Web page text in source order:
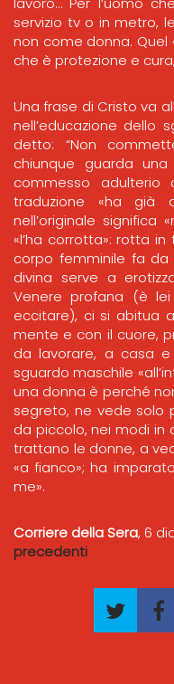
servizio tv o in metro,
non come donna. Quel
che è protezione e
Una frase di Cristo va
nell’educazione dello
detto: “Non
chiunque guarda
commesso
traduzione «ha già
nell’originale significa
«l’ha corrotta»: rotta
corpo femminile fa da
divina serve a
Venere profana (è
eccitare), ci si abitua
mente e con il cuore,
da lavorare, a casa e
sguardo maschile
una donna è perché
segreto, ne vede solo
da piccolo, nei modi in
trattano le donne, a
«a fianco»; ha
me».
Corriere della Sera, 6
precedenti